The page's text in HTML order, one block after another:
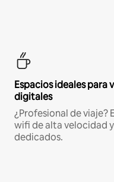
Espacios ideales para
digitales
¿Profesional de viaje?
wifi de alta velocidad
dedicados.